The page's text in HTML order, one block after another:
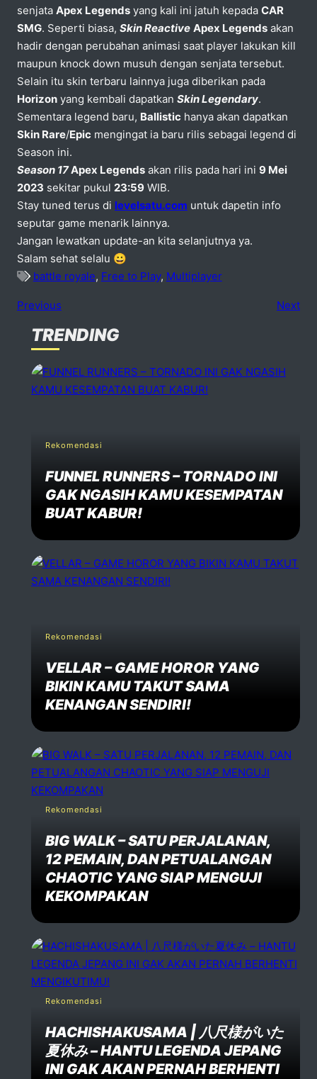
senjata Apex Legends yang kali ini jatuh kepada CAR
SMG. Seperti biasa, Skin Reactive Apex Legends akan
hadir dengan perubahan animasi saat player lakukan kill
maupun knock down musuh dengan senjata tersebut.
Selain itu skin terbaru lainnya juga diberikan pada
Horizon yang kembali dapatkan Skin Legendary.
Sementara legend baru, Ballistic hanya akan dapatkan
Skin Rare/Epic mengingat ia baru rilis sebagai legend di
Season ini.
Season 17Apex Legends akan rilis pada hari ini 9 Mei
2023 sekitar pukul 23:59 WIB.
Stay tuned terus di levelsatu.com untuk dapetin info
seputar game menarik lainnya.
Jangan lewatkan update-an kita selanjutnya ya.
Salam sehat selalu 😀
battle royale, Free to Play, Multiplayer
Previous Next
No comments
Your email address will not be published. Required fiels
Name *
Email *
Website
Comment *
Post Comment
TRENDING
Rekomendasi
FUNNEL RUNNERS – TORNADO INI
GAK NGASIH KAMU KESEMPATAN
BUAT KABUR!
Rekomendasi
VELLAR – GAME HOROR YANG
BIKIN KAMU TAKUT SAMA
KENANGAN SENDIRI!
Rekomendasi
BIG WALK – SATU PERJALANAN,
12 PEMAIN, DAN PETUALANGAN
CHAOTIC YANG SIAP MENGUJI
KEKOMPAKAN
Rekomendasi
HACHISHAKUSAMA | 八尺様がいた
夏休み – HANTU LEGENDA JEPANG
INI GAK AKAN PERNAH BERHENTI